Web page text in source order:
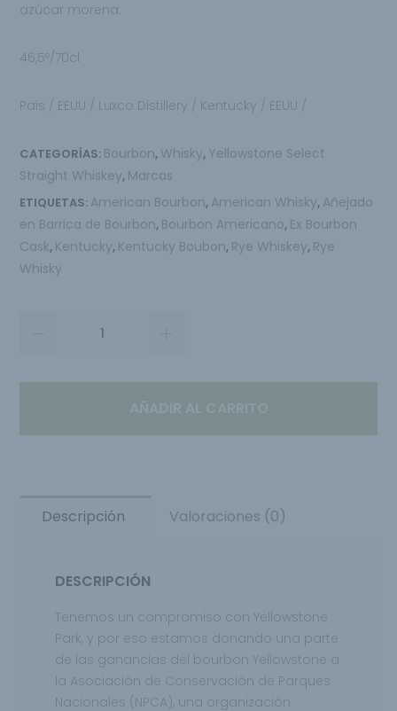
azúcar morena.
46,5º/70cl
Pais / EEUU / Luxco Distillery / Kentucky / EEUU /
CATEGORÍAS: Bourbon, Whisky, Yellowstone Select
Straight Whiskey, Marcas
ETIQUETAS: American Bourbon, American Whisky, Añejado
en Barrica de Bourbon, Bourbon Americano, Ex Bourbon
Cask, Kentucky, Kentucky Boubon, Rye Whiskey, Rye
Whisky
AÑADIR AL CARRITO
Descripción Valoraciones (0)
DESCRIPCIÓN
Tenemos un compromiso con Yellowstone
Park, y por eso estamos donando una parte
de las ganancias del bourbon Yellowstone a
la Asociación de Conservación de Parques
Nacionales (NPCA), una organización